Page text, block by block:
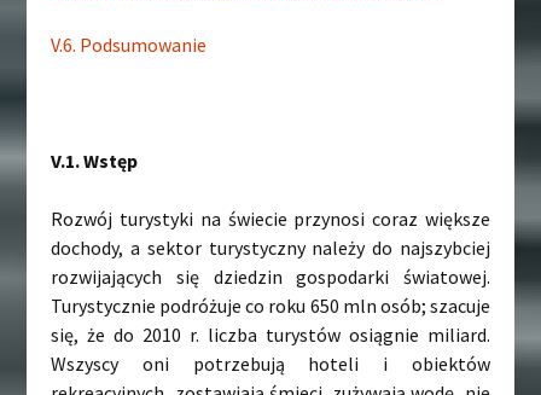
V.6. Podsumowanie
V.1. Wstęp
Rozwój turystyki na świecie przynosi coraz większe
dochody, a sektor turystyczny należy do najszybciej
rozwijających się dziedzin gospodarki światowej.
Turystycznie podróżuje co roku 650 mln osób; szacuje
się, że do 2010 r. liczba turystów osiągnie miliard.
Wszyscy oni potrzebują hoteli i obiektów